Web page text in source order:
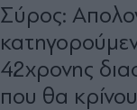
Σύρος:
42χρονης
που θα